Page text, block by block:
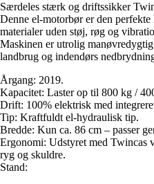
Særdeles stærk og driftssikker
Denne el-motorbør er den
materialer uden støj, røg og
Maskinen er utrolig
landbrug og indendørs
Årgang: 2019.
Kapacitet: Laster op til 800 kg /
Drift: 100% elektrisk med
Tip: Kraftfuldt el-hydraulisk tip.
Bredde: Kun ca. 86 cm – passer
Ergonomi: Udstyret med Twincas
ryg og skuldre.
Stand: